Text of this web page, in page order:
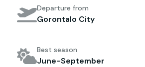
Departure from
Gorontalo City
Best season
June-September